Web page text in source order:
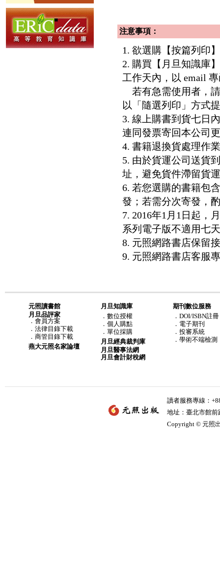
注意事項：
1. 欲選購【按篇列印
2. 購買【月旦知識庫
工作天內，以 email
若有急需使用者，請
以「隨選列印」方式
3. 線上購書到貨七日
連同發票寄回本公司
4. 書籍退換貨處理作
5. 由於貨運公司送貨
址，避免貨件滯留貨
6. 若您選購的書籍包
發；若需分次寄發，
7. 2016年1月1日起，
系列電子版不適用七
8. 元照網路書店保留
9. 元照網路書店客服
元照讀書館
月旦品評家
． 會員方案
． 法律目錄下載
． 商管目錄下載
燕大元照名家論壇
月旦知識庫
． 數位授權
． 個人購點
． 單位採購
月旦經典裁判庫
月旦醫事法網
月旦會計財稅網
期刊數位服務
．DOI/ISBN註冊
．電子期刊
．投審系統
．學術不端檢測
讀者服務專線：
地址：臺北市館
Copyright © 元照